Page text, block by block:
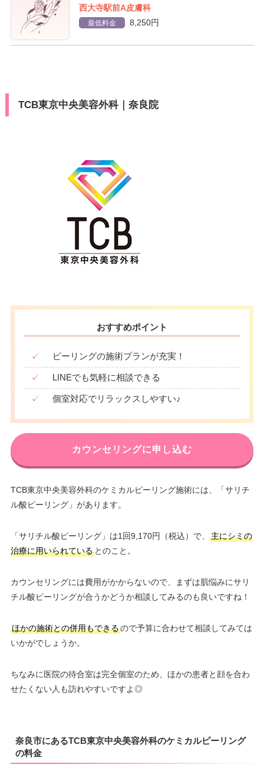
西大寺駅前A皮膚科
最低料金 8,250円
TCB東京中央美容外科｜奈良院
おすすめポイント
✓ ピーリングの施術プランが充実！
✓ LINEでも気軽に相談できる
✓ 個室対応でリラックスしやすい♪
カウンセリングに申し込む
TCB東京中央美容外科のケミカルピーリング施術には、「サリチ
ル酸ピーリング」があります。
「サリチル酸ピーリング」は1回9,170円（税込）で、
主にシミの
治療に用いられているとのこと。
カウンセリングには費用がかからないので、まずは肌悩みにサリ
チル酸ピーリングが合うかどうか相談してみるのも良いですね！
ほかの施術との併用もできるので予算に合わせて相談してみては
いかがでしょうか。
ちなみに医院の待合室は完全個室のため、ほかの患者と顔を合わ
せたくない人も訪れやすいですよ◎
奈良市にあるTCB東京中央美容外科のケミカルピーリング
の料金